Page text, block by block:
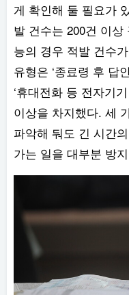
게 확인해 둘 필요가
발 건수는 200건 이
능의 경우 적발 건수
유형은 ‘종료령 후 답
‘휴대전화 등 전자기
이상을 차지했다. 세
파악해 둬도 긴 시간
가는 일을 대부분 방